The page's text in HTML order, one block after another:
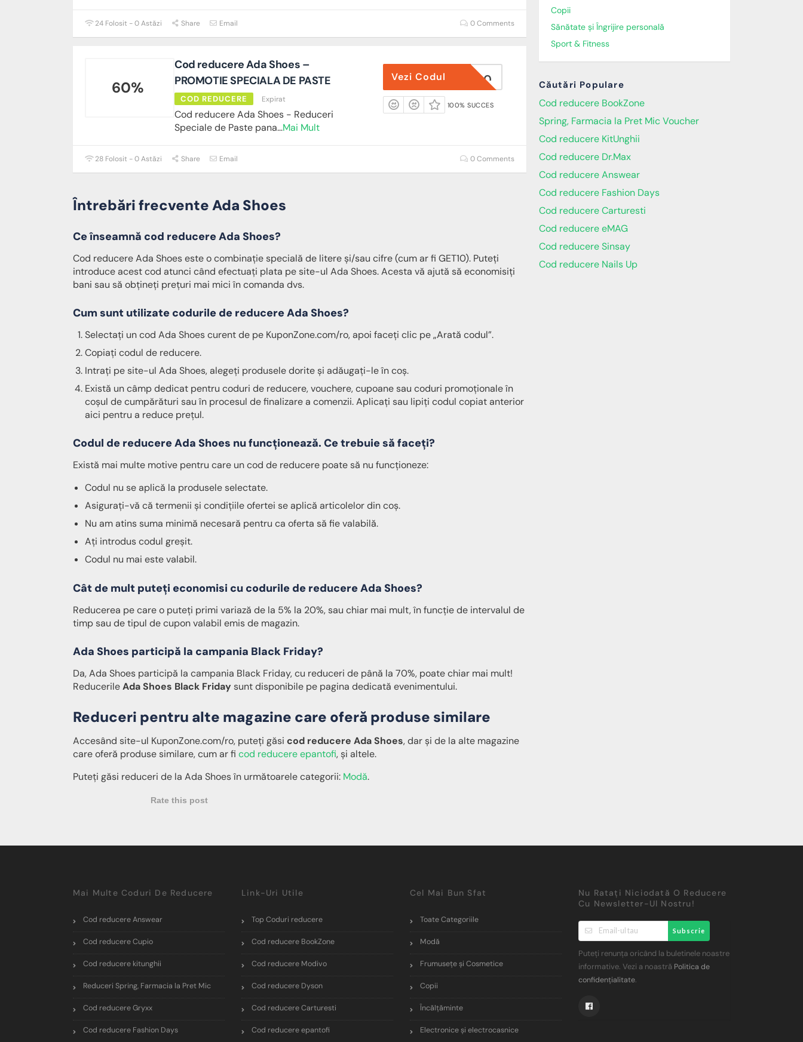
24 Folosit - 0 Astăzi Share Email 0 Comments
60%
Cod reducere Ada Shoes –
PROMOTIE SPECIALA DE PASTE
COD REDUCERE Expirat
Cod reducere Ada Shoes - Reduceri
Speciale de Paste pana...Mai Mult
PASTE20
Vezi Codul
100% SUCCES
28 Folosit - 0 Astăzi Share Email 0 Comments
Întrebări frecvente Ada Shoes
Ce înseamnă cod reducere Ada Shoes?
Cod reducere Ada Shoes este o combinație specială de litere și/sau cifre (cum ar fi GET10). Puteți
introduce acest cod atunci când efectuați plata pe site-ul Ada Shoes. Acesta vă ajută să economisiți
bani sau să obțineți prețuri mai mici în comanda dvs.
Cum sunt utilizate codurile de reducere Ada Shoes?
Selectați un cod Ada Shoes curent de pe KuponZone.com/ro, apoi faceți clic pe „Arată codul”.
Copiați codul de reducere.
Intrați pe site-ul Ada Shoes, alegeți produsele dorite și adăugați-le în coș.
Există un câmp dedicat pentru coduri de reducere, vouchere, cupoane sau coduri promoționale în
coșul de cumpărături sau în procesul de finalizare a comenzii. Aplicați sau lipiți codul copiat anterior
aici pentru a reduce prețul.
Codul de reducere Ada Shoes nu funcționează. Ce trebuie să faceți?
Există mai multe motive pentru care un cod de reducere poate să nu funcționeze:
Codul nu se aplică la produsele selectate.
Asigurați-vă că termenii și condițiile ofertei se aplică articolelor din coș.
Nu am atins suma minimă necesară pentru ca oferta să fie valabilă.
Ați introdus codul greșit.
Codul nu mai este valabil.
Cât de mult puteți economisi cu codurile de reducere Ada Shoes?
Reducerea pe care o puteți primi variază de la 5% la 20%, sau chiar mai mult, în funcție de intervalul de
timp sau de tipul de cupon valabil emis de magazin.
Ada Shoes participă la campania Black Friday?
Da, Ada Shoes participă la campania Black Friday, cu reduceri de până la 70%, poate chiar mai mult!
ReducerileAda Shoes Black Friday sunt disponibile pe pagina dedicată evenimentului.
Reduceri pentru alte magazine care oferă produse similare
Accesând site-ul KuponZone.com/ro, puteți găsi cod reducere Ada Shoes, dar și de la alte magazine
care oferă produse similare, cum ar fi cod reducere epantofi, și altele.
Puteți găsi reduceri de la Ada Shoes în următoarele categorii: Modă.
Rate this post
Copii
Sănătate și Îngrijire personală
Sport & Fitness
Căutări Populare
Cod reducere BookZone
Spring, Farmacia la Pret Mic Voucher
Cod reducere KitUnghii
Cod reducere Dr.Max
Cod reducere Answear
Cod reducere Fashion Days
Cod reducere Carturesti
Cod reducere eMAG
Cod reducere Sinsay
Cod reducere Nails Up
Mai Multe Coduri De Reducere
Cod reducere Answear
Cod reducere Cupio
Cod reducere kitunghii
Reduceri Spring, Farmacia la Pret Mic
Cod reducere Gryxx
Cod reducere Fashion Days
Link-Uri Utile
Top Coduri reducere
Cod reducere BookZone
Cod reducere Modivo
Cod reducere Dyson
Cod reducere Carturesti
Cod reducere epantofi
Cel Mai Bun Sfat
Toate Categoriile
Modă
Frumusețe și Cosmetice
Copii
Încălţăminte
Electronice și electrocasnice
Nu Ratați Niciodată O Reducere
Cu Newsletter-Ul Nostru!
Subscrie
Puteți renunța oricând la buletinele noastre
informative. Vezi a noastră Politica de
confidențialitate.